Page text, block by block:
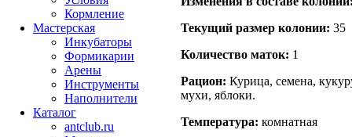
Текущий размер кoлонии: 35
Количество маток: 1
Рацион: Курица, семена,
мухи, яблоки.
Температура: комнатная
Кормление
Мастерская
Инкубаторы
Формикарии
Арены
Инструменты
Наполнители
Каталог
antclub.ru